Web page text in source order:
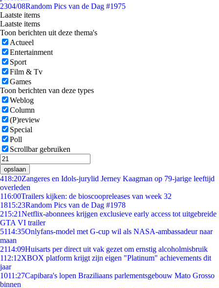
2304/08Random Pics van de Dag #1975
Laatste items
Laatste items
Toon berichten uit deze thema's
Actueel
Entertainment
Sport
Film & Tv
Games
Toon berichten van deze types
Weblog
Column
(P)review
Special
Poll
Scrollbar gebruiken
opslaan
418:20Zangeres en Idols-jurylid Jerney Kaagman op 79-jarige leeftijd
overleden
116:00Trailers kijken: de bioscoopreleases van week 32
1815:23Random Pics van de Dag #1978
215:21Netflix-abonnees krijgen exclusieve early access tot uitgebreide
GTA VI trailer
5114:35Onlyfans-model met G-cup wil als NASA-ambassadeur naar
maan
2114:09Huisarts per direct uit vak gezet om ernstig alcoholmisbruik
112:12XBOX platform krijgt zijn eigen "Platinum" achievements dit
jaar
1011:27Capibara's lopen Braziliaans parlementsgebouw Mato Grosso
binnen